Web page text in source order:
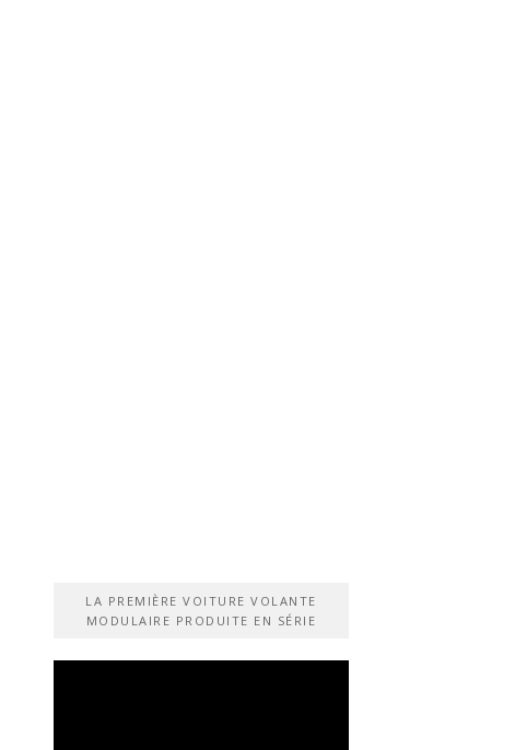
LA PREMIÈRE VOITURE VOLANTE
MODULAIRE PRODUITE EN SÉRIE